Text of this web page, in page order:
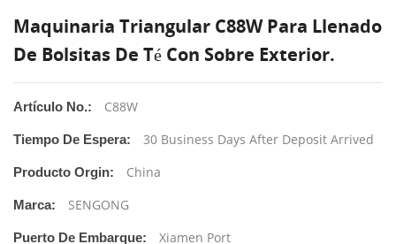
Maquinaria Triangular C88W Para Llenado
De Bolsitas De Té Con Sobre Exterior.
Artículo No.: C88W
Tiempo De Espera: 30 Business Days After Deposit Arrived
Producto Orgin: China
Marca: SENGONG
Puerto De Embarque: Xiamen Port